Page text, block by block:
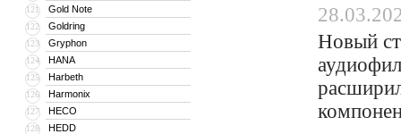
121 Gold Note
122 Goldring
123 Gryphon
124 HANA
125 Harbeth
126 Harmonix
127 HECO
128 HEDD
Новый